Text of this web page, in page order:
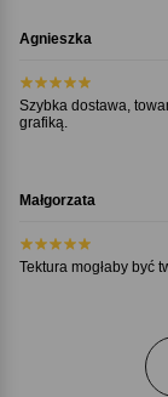
Agnieszka
Szybka dostawa,
grafiką.
Małgorzata
Tektura mogłaby być